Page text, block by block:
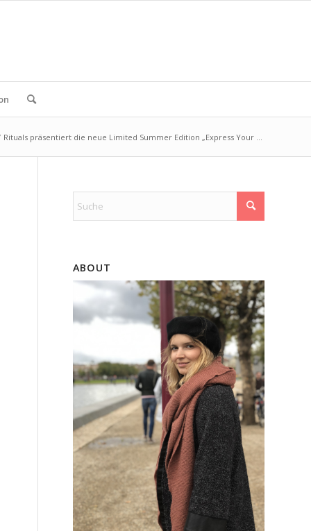
Rituals präsentiert die neue Limited Summer Edition „Express Your ...
ABOUT